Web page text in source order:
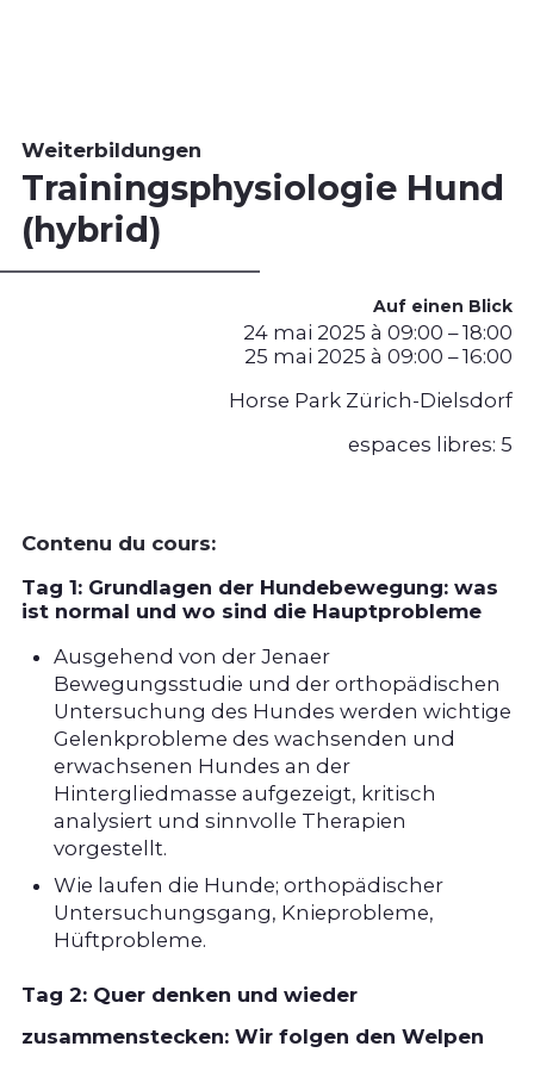
Weiterbildungen
Trainingsphysiologie Hund
(hybrid)
Auf einen Blick
24 mai 2025 à 09:00 – 18:00
25 mai 2025 à 09:00 – 16:00
Horse Park Zürich-Dielsdorf
espaces libres:5
Contenu du cours:
Tag 1: Grundlagen der Hundebewegung: was
ist normal und wo sind die Hauptprobleme
Ausgehend von der Jenaer
Bewegungsstudie und der orthopädischen
Untersuchung des Hundes werden wichtige
Gelenkprobleme des wachsenden und
erwachsenen Hundes an der
Hintergliedmasse aufgezeigt, kritisch
analysiert und sinnvolle Therapien
vorgestellt.
Wie laufen die Hunde; orthopädischer
Untersuchungsgang, Knieprobleme,
Hüftprobleme.
Tag 2: Quer denken und wieder
zusammenstecken: Wir folgen den Welpen